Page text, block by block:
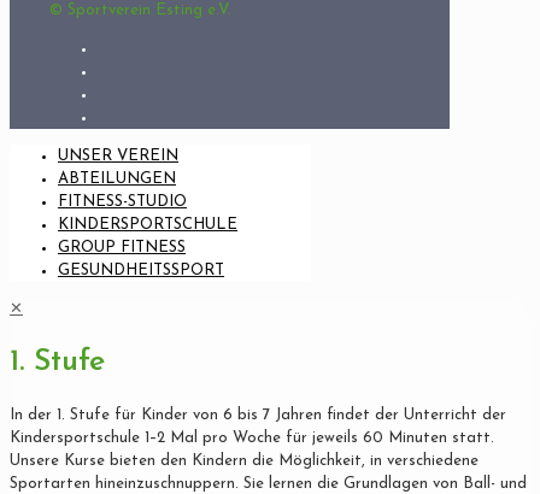
© Sportverein Esting e.V.
UNSER VEREIN
ABTEILUNGEN
FITNESS-STUDIO
KINDERSPORTSCHULE
GROUP FITNESS
GESUNDHEITSSPORT
✕
1. Stufe
In der 1. Stufe für Kinder von 6 bis 7 Jahren findet der Unterricht der
Kindersportschule 1–2 Mal pro Woche für jeweils 60 Minuten statt.
Unsere Kurse bieten den Kindern die Möglichkeit, in verschiedene
Sportarten hineinzuschnuppern. Sie lernen die Grundlagen von Ball- und